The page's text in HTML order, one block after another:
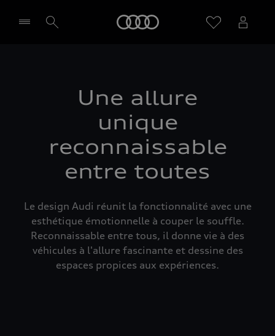
Une allure
unique
reconnaissable
entre toutes
Le design Audi réunit la fonctionnalité avec une
esthétique émotionnelle à couper le souffle.
Reconnaissable entre tous, il donne vie à des
véhicules à l'allure fascinante et dessine des
espaces propices aux expériences.